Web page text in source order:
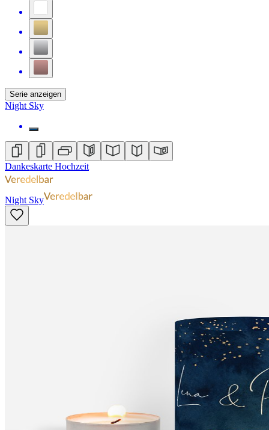
Serie anzeigen
Night Sky
Dankeskarte Hochzeit
Night Sky